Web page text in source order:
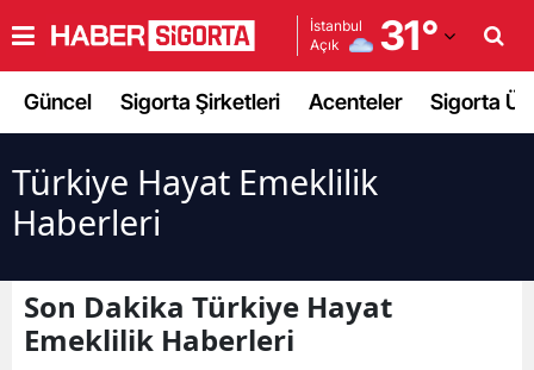
İstanbul
Açık
31°
Adana
Afyonkarahisar
Ankara
Güncel Sigorta Şirketleri Acenteler Sigorta
Türkiye Hayat Emeklilik
Haberleri
Son Dakika Türkiye Hayat
Emeklilik Haberleri